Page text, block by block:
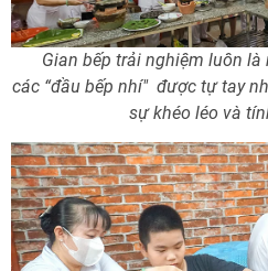
Gian bếp trải nghiệm luôn
các “đầu bếp nhí" được tự tay
sự khéo léo và